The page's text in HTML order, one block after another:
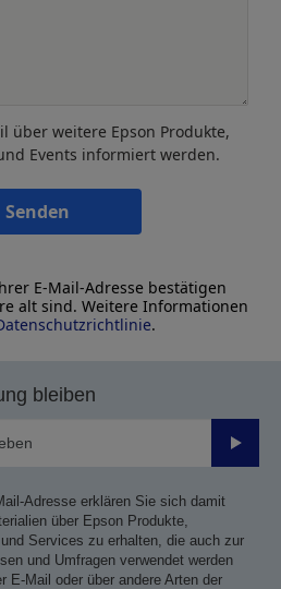
über weitere Epson Produkte,
Events informiert werden.
Senden
E-Mail-Adresse bestätigen
alt sind. Weitere Informationen
.
bleiben
Adresse erklären Sie sich damit
über Epson Produkte,
Services zu erhalten, die auch zur
und Umfragen verwendet werden
E-Mail oder über andere Arten der